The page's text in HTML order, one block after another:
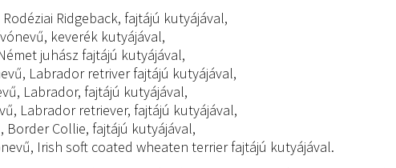
Ridgeback, fajtájú kutyájával,
keverék kutyájával,
juhász fajtájú kutyájával,
Labrador retriver fajtájú kutyájával,
Labrador, fajtájú kutyájával,
Labrador retriever, fajtájú kutyájával,
Border Collie, fajtájú kutyájával,
Irish soft coated wheaten terrier fajtájú kutyájával.